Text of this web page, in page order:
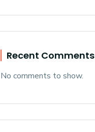
Recent Comments
No comments to show.